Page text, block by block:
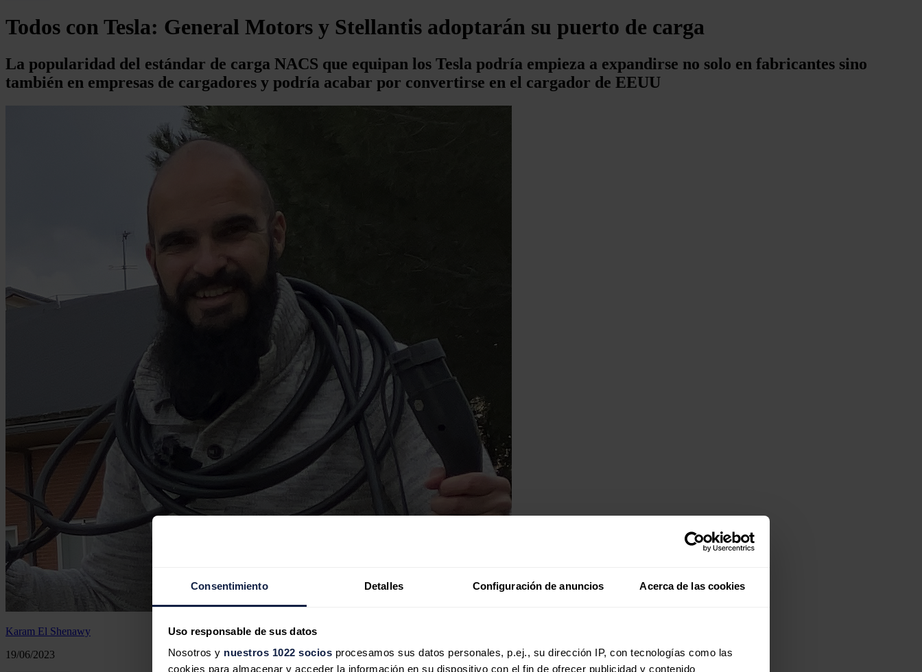
Consentimiento Detalles Configuración de anuncios Acerca de las cookies
Uso responsable de sus datos
Nosotros y nuestros 1022 socios procesamos sus datos personales, p.ej., su dirección IP, con tecnologías como las
cookies para almacenar y acceder la información en su dispositivo con el fin de ofrecer publicidad y contenido
Todos con Tesla: General Motors y Stellantis adoptarán su puerto de carga
La popularidad del estándar de carga NACS que equipan los Tesla podría empieza a expandirse no solo en fabricantes sino
también en empresas de cargadores y podría acabar por convertirse en el cargador de EEUU
Karam El Shenawy
19/06/2023